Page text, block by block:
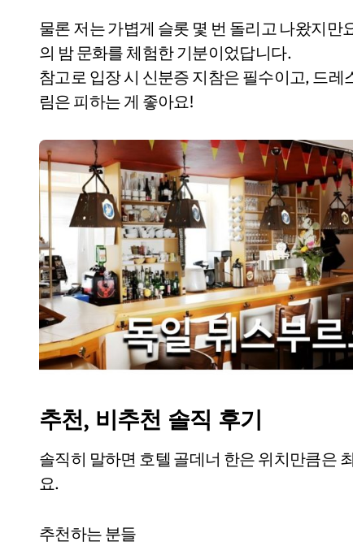
물론 저는 가볍게 슬롯 몇 번 돌리고 나왔지
의 밤 문화를 체험한 기분이었답니다.
참고로 입장 시 신분증 지참은 필수이고, 드
림은 피하는 게 좋아요!
추천, 비추천 솔직 후기
솔직히 말하면 호텔 골데너 한은 위치만큼은
요.
추천하는 분들